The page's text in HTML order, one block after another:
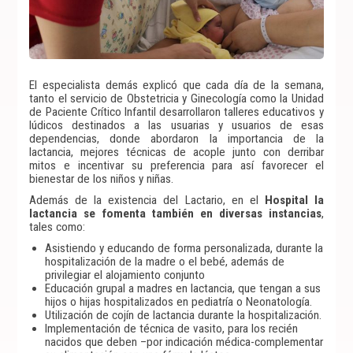
El especialista demás explicó que cada día de la semana,
tanto el servicio de Obstetricia y Ginecología como la Unidad
de Paciente Crítico Infantil desarrollaron talleres educativos y
lúdicos destinados a las usuarias y usuarios de esas
dependencias, donde abordaron la importancia de la
lactancia, mejores técnicas de acople junto con derribar
mitos e incentivar su preferencia para así favorecer el
bienestar de los niños y niñas.
Además de la existencia del Lactario, en el Hospital la
lactancia se fomenta también en diversas instancias,
tales como:
Asistiendo y educando de forma personalizada, durante la
hospitalización de la madre o el bebé, además de
privilegiar el alojamiento conjunto
Educación grupal a madres en lactancia, que tengan a sus
hijos o hijas hospitalizados en pediatría o Neonatología.
Utilización de cojín de lactancia durante la hospitalización.
Implementación de técnica de vasito, para los recién
nacidos que deben –por indicación médica-complementar